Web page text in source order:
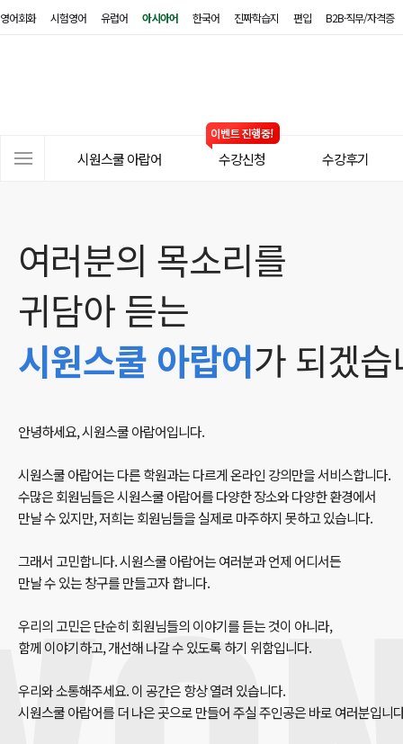
영어회화 시험영어 유럽어 아시아어 한국어 진짜학습지 편입 B2B·직무/자격증
시원스쿨 아랍어 수강신청 수강후기
여러분의 목소리를
귀담아 듣는
시원스쿨 아랍어가 되겠
안녕하세요, 시원스쿨 아랍어입니다.
시원스쿨 아랍어는 다른 학원과는 다르게 온라인 강의만을 서비스합니다.
수많은 회원님들은 시원스쿨 아랍어를 다양한 장소와 다양한 환경에서
만날 수 있지만, 저희는 회원님들을 실제로 마주하지 못하고 있습니다.
그래서 고민합니다. 시원스쿨 아랍어는 여러분과 언제 어디서든
만날 수 있는 창구를 만들고자 합니다.
우리의 고민은 단순히 회원님들의 이야기를 듣는 것이 아니라,
함께 이야기하고, 개선해 나갈 수 있도록 하기 위함입니다.
우리와 소통해주세요. 이 공간은 항상 열려 있습니다.
시원스쿨 아랍어를 더 나은 곳으로 만들어 주실 주인공은 바로 여러분입니